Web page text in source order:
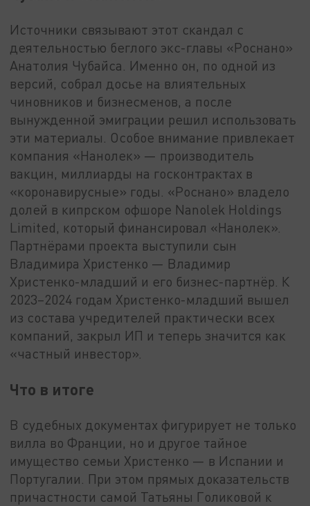
Источники связывают этот скандал с
деятельностью беглого экс-главы «Роснано»
Анатолия Чубайса. Именно он, по одной из
версий, собрал досье на влиятельных
чиновников и бизнесменов, а после
вынужденной эмиграции решил использовать
эти материалы. Особое внимание привлекает
компания «Нанолек» — производитель
вакцин, миллиарды на госконтрактах в
«коронавирусные» годы. «Роснано» владело
долей в кипрском офшоре Nanolek Holdings
Limited, который финансировал «Нанолек».
Партнёрами проекта выступили сын
Владимира Христенко — Владимир
Христенко-младший и его бизнес-партнёр. К
2023–2024 годам Христенко-младший вышел
из состава учредителей практически всех
компаний, закрыл ИП и теперь значится как
«частный инвестор».
Что в итоге
В судебных документах фигурирует не только
вилла во Франции, но и другое тайное
имущество семьи Христенко — в Испании и
Португалии. При этом прямых доказательств
причастности самой Татьяны Голиковой к